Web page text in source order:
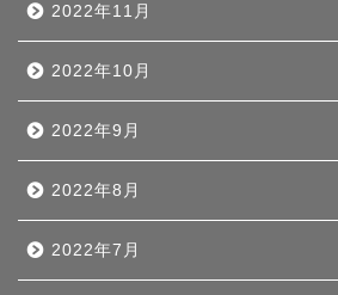
2022年11月
2022年10月
2022年9月
2022年8月
2022年7月